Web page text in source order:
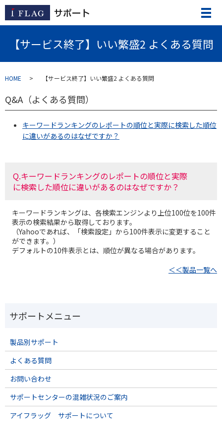
【サービス終了】いい繁盛2 よくある質問
HOME 【サービス終了】いい繁盛2 よくある質問
Q&A（よくある質問）
キーワードランキングのレポートの順位と実際に検索した順位
に違いがあるのはなぜですか？
Q.キーワードランキングのレポートの順位と実際
に検索した順位に違いがあるのはなぜですか？
キーワードランキングは、各検索エンジンより上位100位を100件
表示の検索結果から取得しております。
（Yahooであれば、「検索設定」から100件表示に変更すること
ができます。）
デフォルトの10件表示とは、順位が異なる場合があります。
＜＜製品一覧へ
製品別サポート
よくある質問
お問い合わせ
サポートセンターの混雑状況のご案内
アイフラッグ サポートについて